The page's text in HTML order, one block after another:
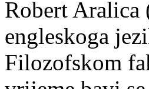
Robert Aralica
engleskoga
Filozofskom